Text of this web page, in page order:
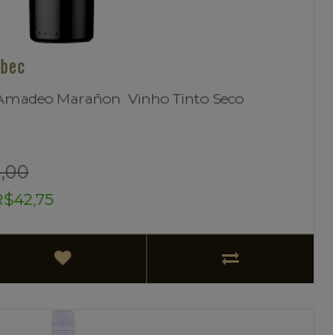
Marañon Vinho Tinto Seco